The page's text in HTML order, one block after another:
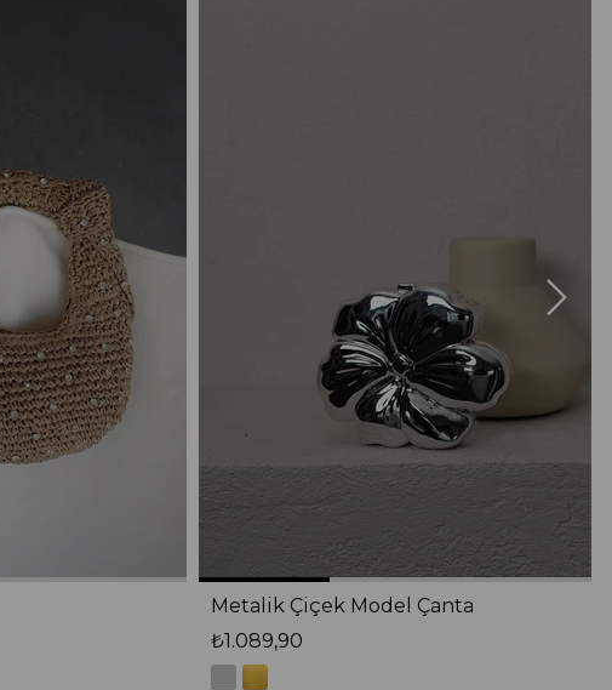
Metalik Çiçek Model Çanta
₺1.089,90